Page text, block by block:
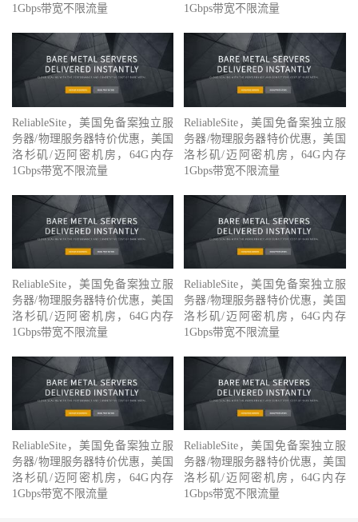
1Gbps带宽不限流量
1Gbps带宽不限流量
ReliableSite，美国免备案独立服
务器/物理服务器特价优惠，美国
洛杉矶/迈阿密机房，64G内存
1Gbps带宽不限流量
ReliableSite，美国免备案独立服
务器/物理服务器特价优惠，美国
洛杉矶/迈阿密机房，64G内存
1Gbps带宽不限流量
ReliableSite，美国免备案独立服
务器/物理服务器特价优惠，美国
洛杉矶/迈阿密机房，64G内存
1Gbps带宽不限流量
ReliableSite，美国免备案独立服
务器/物理服务器特价优惠，美国
洛杉矶/迈阿密机房，64G内存
1Gbps带宽不限流量
ReliableSite，美国免备案独立服
务器/物理服务器特价优惠，美国
洛杉矶/迈阿密机房，64G内存
1Gbps带宽不限流量
ReliableSite，美国免备案独立服
务器/物理服务器特价优惠，美国
洛杉矶/迈阿密机房，64G内存
1Gbps带宽不限流量